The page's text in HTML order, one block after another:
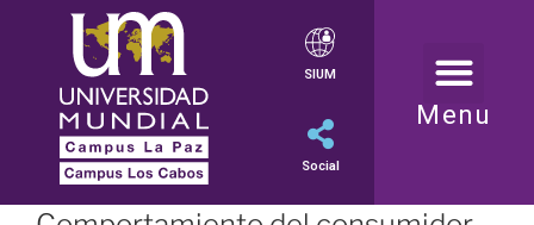
SIUM
Social
Menu